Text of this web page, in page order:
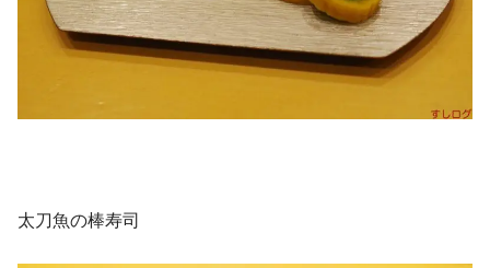
太刀魚の棒寿司